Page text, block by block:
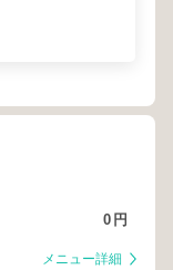
0 円
メニュー詳細